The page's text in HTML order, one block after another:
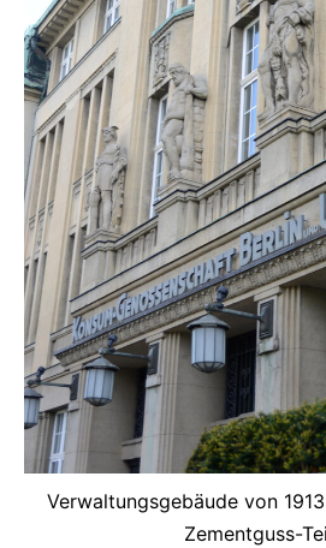
Verwaltungsgebäude von
Zementguss-